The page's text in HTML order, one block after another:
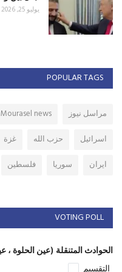
يوليو 25, 2026
POPULAR TAGS
مراسل نيوز Mourasel news
اسرائيل
حزب الله غزة
ايران
سوريا فلسطين
VOTING POLL
الحوادث المتنقلة (عين الحلوة ،